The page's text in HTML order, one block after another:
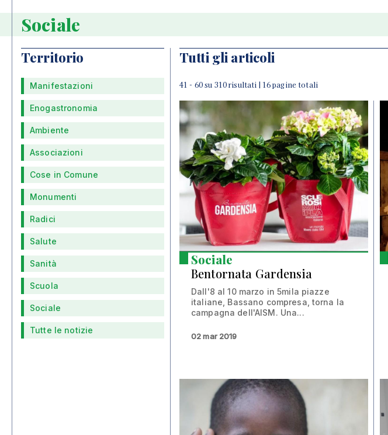
Sociale
Territorio
Manifestazioni
Enogastronomia
Ambiente
Associazioni
Cose in Comune
Monumenti
Radici
Salute
Sanità
Scuola
Sociale
Tutte le notizie
Tutti gli articoli
41 - 60 su 310 risultati | 16 pagine totali
Sociale
Bentornata Gardensia
Dall'8 al 10 marzo in 5mila piazze
italiane, Bassano compresa, torna la
campagna dell'AISM. Una...
02 mar 2019